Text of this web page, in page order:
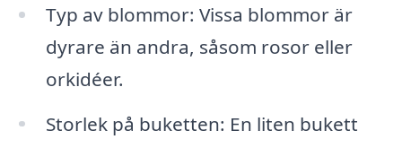
Typ av blommor: Vissa blommor är
dyrare än andra, såsom rosor eller
orkidéer.
Storlek på buketten: En liten bukett